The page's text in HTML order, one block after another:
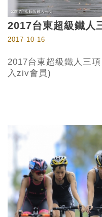
2017台東超級鐵人
2017-10-16
2017台東超級鐵人三
入ziv會員)